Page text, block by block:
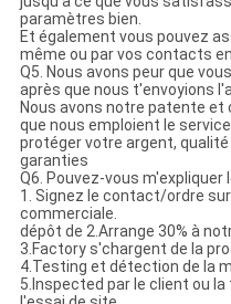
paramètres bien.
Et également vous pouvez
même ou par vos contacts en
Q5. Nous avons peur que
après que nous t'envoyions
Nous avons notre patente
que nous emploient le
protéger votre argent,
garanties
Q6. Pouvez-vous
1. Signez le contact/ordre
commerciale.
dépôt de 2.Arrange 30% à
3.Factory s'chargent de la
4.Testing et détection de la
5.Inspected par le client ou